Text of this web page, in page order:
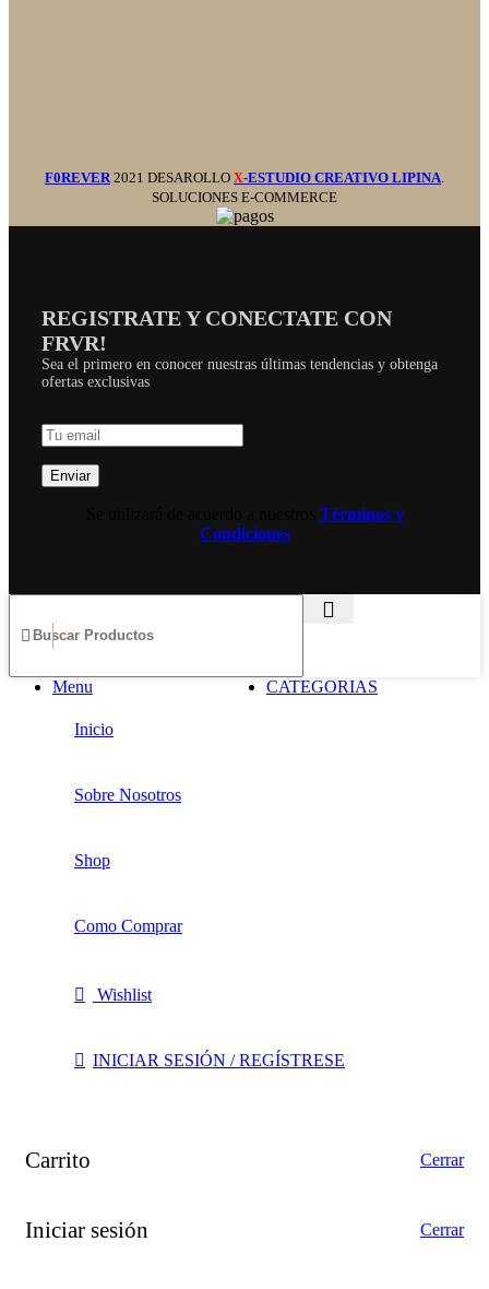
F0REVER 2021 DESAROLLO X-ESTUDIO CREATIVO LIPINA.
SOLUCIONES E-COMMERCE
REGISTRATE Y CONECTATE CON
FRVR!
Sea el primero en conocer nuestras últimas tendencias y obtenga
ofertas exclusivas
Términos y
Condiciones
Menu CATEGORIAS
Inicio
Sobre Nosotros
Shop
Como Comprar
Wishlist
INICIAR SESIÓN / REGÍSTRESE
Carrito Cerrar
Iniciar sesión Cerrar